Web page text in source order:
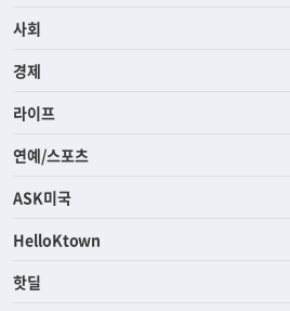
사회
경제
라이프
연예/스포츠
ASK미국
HelloKtown
핫딜